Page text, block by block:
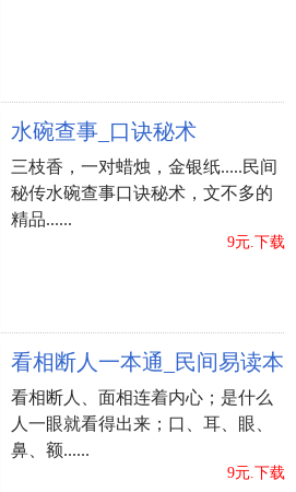
水碗查事_口诀秘术
三枝香，一对蜡烛，金银纸.....民间
秘传水碗查事口诀秘术，文不多的
精品......
9元.下载
看相断人一本通_民间易读本
看相断人、面相连着内心；是什么
人一眼就看得出来；口、耳、眼、
鼻、额......
9元.下载